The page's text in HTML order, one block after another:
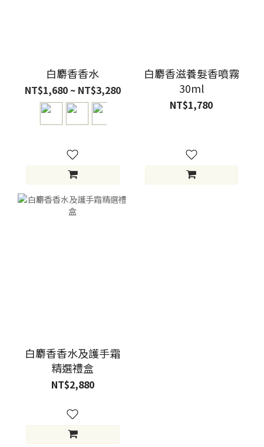
白麝香香水
NT$1,680 ~ NT$3,280
白麝香滋養髮香噴霧
30ml
NT$1,780
白麝香香水及護手霜
精選禮盒
NT$2,880